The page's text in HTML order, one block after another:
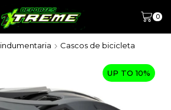
0
indumentaria Cascos de bicicleta
UP TO 10%